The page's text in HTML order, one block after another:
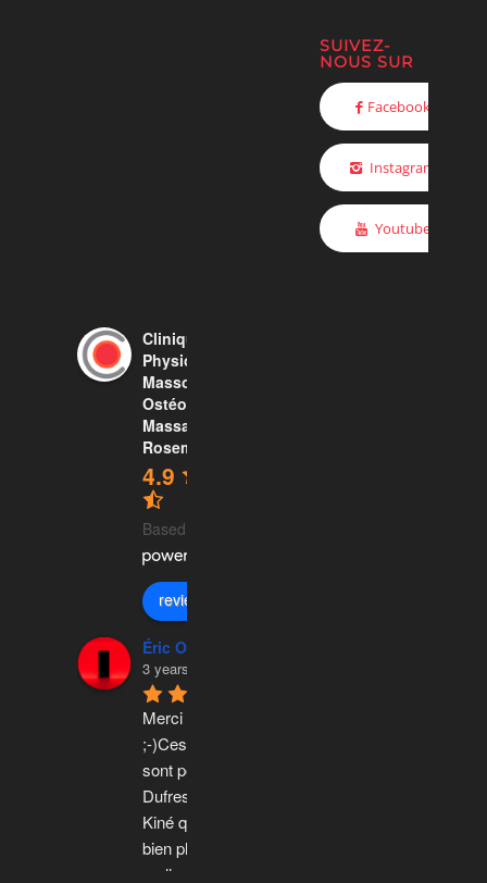
SUIVEZ-
NOUS SUR
Facebook
Instagram
Youtube
Clinique Synergek -
Physiothérapie,
Massothérapie,
Ostéopathie,
Massage -
Rosemont
4.9
Based on 219 reviews
review us on
Éric Olivier Lacroix
3 years ago
Merci pour tout
;-)Ces 5 étoiles ?
sont pour Élise
Dufresne Masso-
Kiné qui en mériterai
bien plus mais
malheureusement